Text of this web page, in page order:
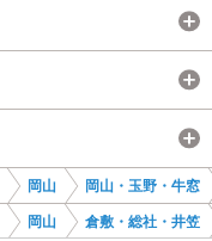
岡山
岡山・玉野・牛窓
岡山 倉敷・総社・井笠